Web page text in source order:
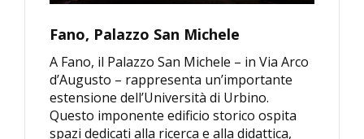
Fano, Palazzo San Michele
A Fano, il Palazzo San Michele – in Via Arco
d’Augusto – rappresenta un’importante
estensione dell’Università di Urbino.
Questo imponente edificio storico ospita
spazi dedicati alla ricerca e alla didattica,